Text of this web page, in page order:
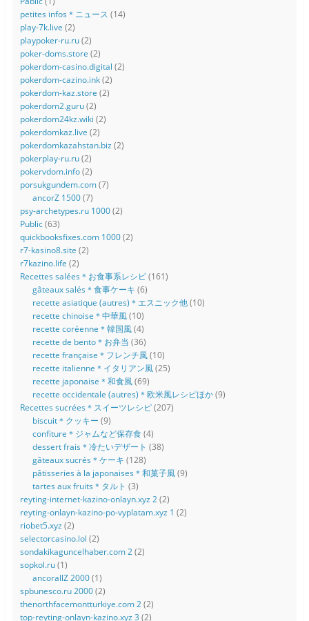
petites infos＊ニュース (14)
play-7k.live (2)
playpoker-ru.ru(2)
poker-doms.store (2)
pokerdom-casino.digital (2)
pokerdom-cazino.ink(2)
pokerdom-kaz.store (2)
pokerdom2.guru(2)
pokerdom24kz.wiki (2)
pokerdomkaz.live (2)
pokerdomkazahstan.biz (2)
pokerplay-ru.ru(2)
pokervdom.info(2)
porsukgundem.com(7)
ancorZ 1500(7)
psy-archetypes.ru 1000(2)
Public(63)
quickbooksfixes.com 1000(2)
r7-kasino8.site (2)
r7kazino.life (2)
Recettes salées＊お食事系レシピ(161)
gâteaux salés＊食事ケーキ (6)
recette asiatique (autres)＊エスニック他(10)
recette chinoise＊中華風(10)
recette coréenne＊韓国風(4)
recette de bento＊お弁当 (36)
recette française＊フレンチ風(10)
recette italienne＊イタリアン風(25)
recette japonaise＊和食風(69)
recette occidentale (autres)＊欧米風レシピほか(9)
Recettes sucrées＊スイーツレシピ(207)
biscuit＊クッキー (9)
confiture＊ジャムなど保存食(4)
dessert frais＊冷たいデザート (38)
gâteaux sucrés＊ケーキ (128)
pâtisseries à la japonaises＊和菓子風(9)
tartes aux fruits＊タルト (3)
reyting-internet-kazino-onlayn.xyz 2(2)
reyting-onlayn-kazino-po-vyplatam.xyz 1 (2)
riobet5.xyz (2)
selectorcasino.lol (2)
sondakikaguncelhaber.com 2(2)
sopkol.ru(1)
ancorallZ 2000(1)
spbunesco.ru 2000(2)
thenorthfacemontturkiye.com 2(2)
top-reyting-onlayn-kazino.xyz 3 (2)